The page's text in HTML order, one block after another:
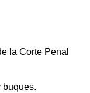
la Corte Penal
buques.